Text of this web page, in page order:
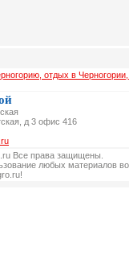
отдых в
д 3 офис 416
Все права защищены.
любых материалов